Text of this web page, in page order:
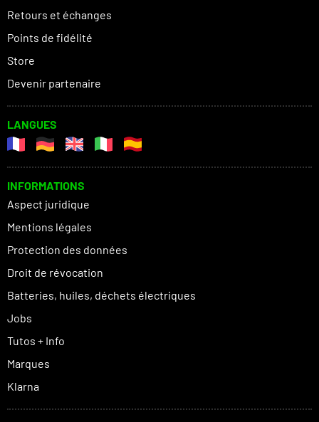
Retours et échanges
Points de fidélité
Store
Devenir partenaire
LANGUES
INFORMATIONS
Aspect juridique
Mentions légales
Protection des données
Droit de révocation
Batteries, huiles, déchets électriques
Jobs
Tutos + Info
Marques
Klarna